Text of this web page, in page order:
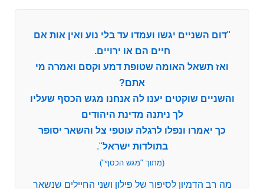
"דום השניים יגשו ועמדו עד בלי נוע ואין אות אם
חיים הם או ירויים.
ואז תשאל האומה שטופת דמע וקסם ואמרה מי
אתם?
והשניים שוקטים יענו לה אנחנו מגש הכסף שעליו
לך ניתנה מדינת היהודים
כך יאמרו ונפלו לרגלה עוטפי צל והשאר יסופר
בתולדות ישראל".
(מתוך "מגש הכסף")
מה רב הדמיון לסיפור של פילון ושני החיילים שנשאר